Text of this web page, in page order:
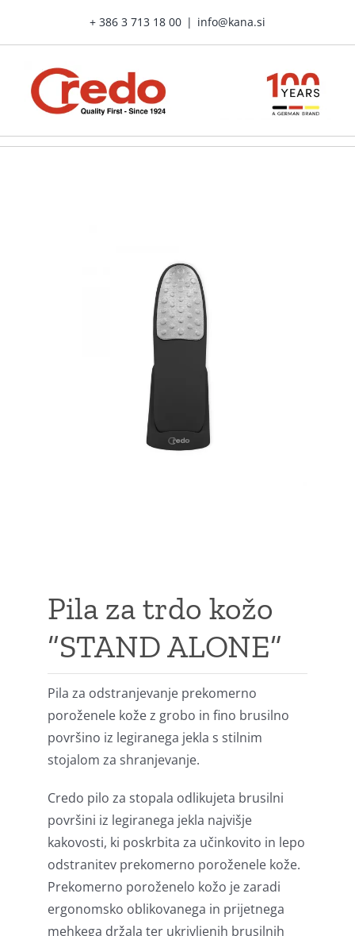
+ 386 3 713 18 00 | info@kana.si
Pila za trdo kožo
“STAND ALONE”
Pila za odstranjevanje prekomerno
poroženele kože z grobo in fino brusilno
površino iz legiranega jekla s stilnim
stojalom za shranjevanje.
Credo pilo za stopala odlikujeta brusilni
površini iz legiranega jekla najvišje
kakovosti, ki poskrbita za učinkovito in lepo
odstranitev prekomerno poroženele kože.
Prekomerno poroženelo kožo je zaradi
ergonomsko oblikovanega in prijetnega
mehkega držala ter ukrivljenih brusilnih